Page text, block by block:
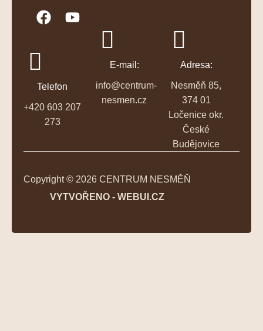
Telefon
+420 603 207
273
E-mail:
info@centrum-
nesmen.cz
Adresa:
Nesměň 85,
374 01
Ločenice okr.
České
Budějovice
Copyright © 2026 CENTRUM NESMĚŇ
VYTVOŘENO - WEBUI.CZ